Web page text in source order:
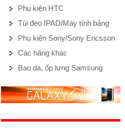
Phụ kiện HTC
Túi đeo IPAD/Máy tính bảng
Phụ kiện Sony/Sony Ericsson
Các hãng khác
Bao da, ốp lưng Samsung